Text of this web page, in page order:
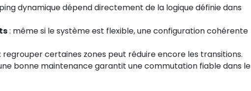
dynamique dépend directement de la logique définie dans
: même si le système est flexible, une configuration cohérente
: regrouper certaines zones peut réduire encore les transitions.
bonne maintenance garantit une commutation fiable dans le